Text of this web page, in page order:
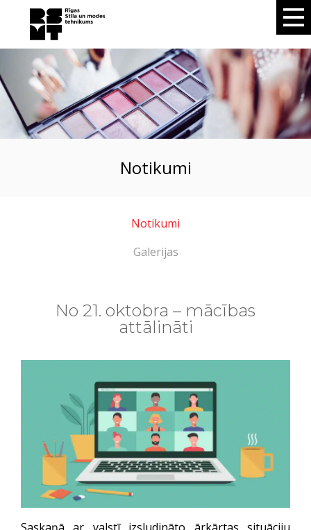
notikumi
Notikumi
Galerijas
No 21. oktobra – mācības
attālināti